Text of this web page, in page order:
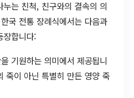
는 친척, 친구와의 결속의 의
국 전통 장례식에서는 다음과
장합니다:
기원하는 의미에서 제공됩니
죽이 아닌 특별히 만든 영양 죽